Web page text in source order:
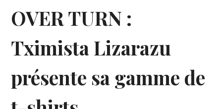
OVER TURN :
Tximista Lizarazu
présente sa gamme de